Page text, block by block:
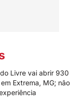
Livre vai abrir 930
Extrema, MG; não